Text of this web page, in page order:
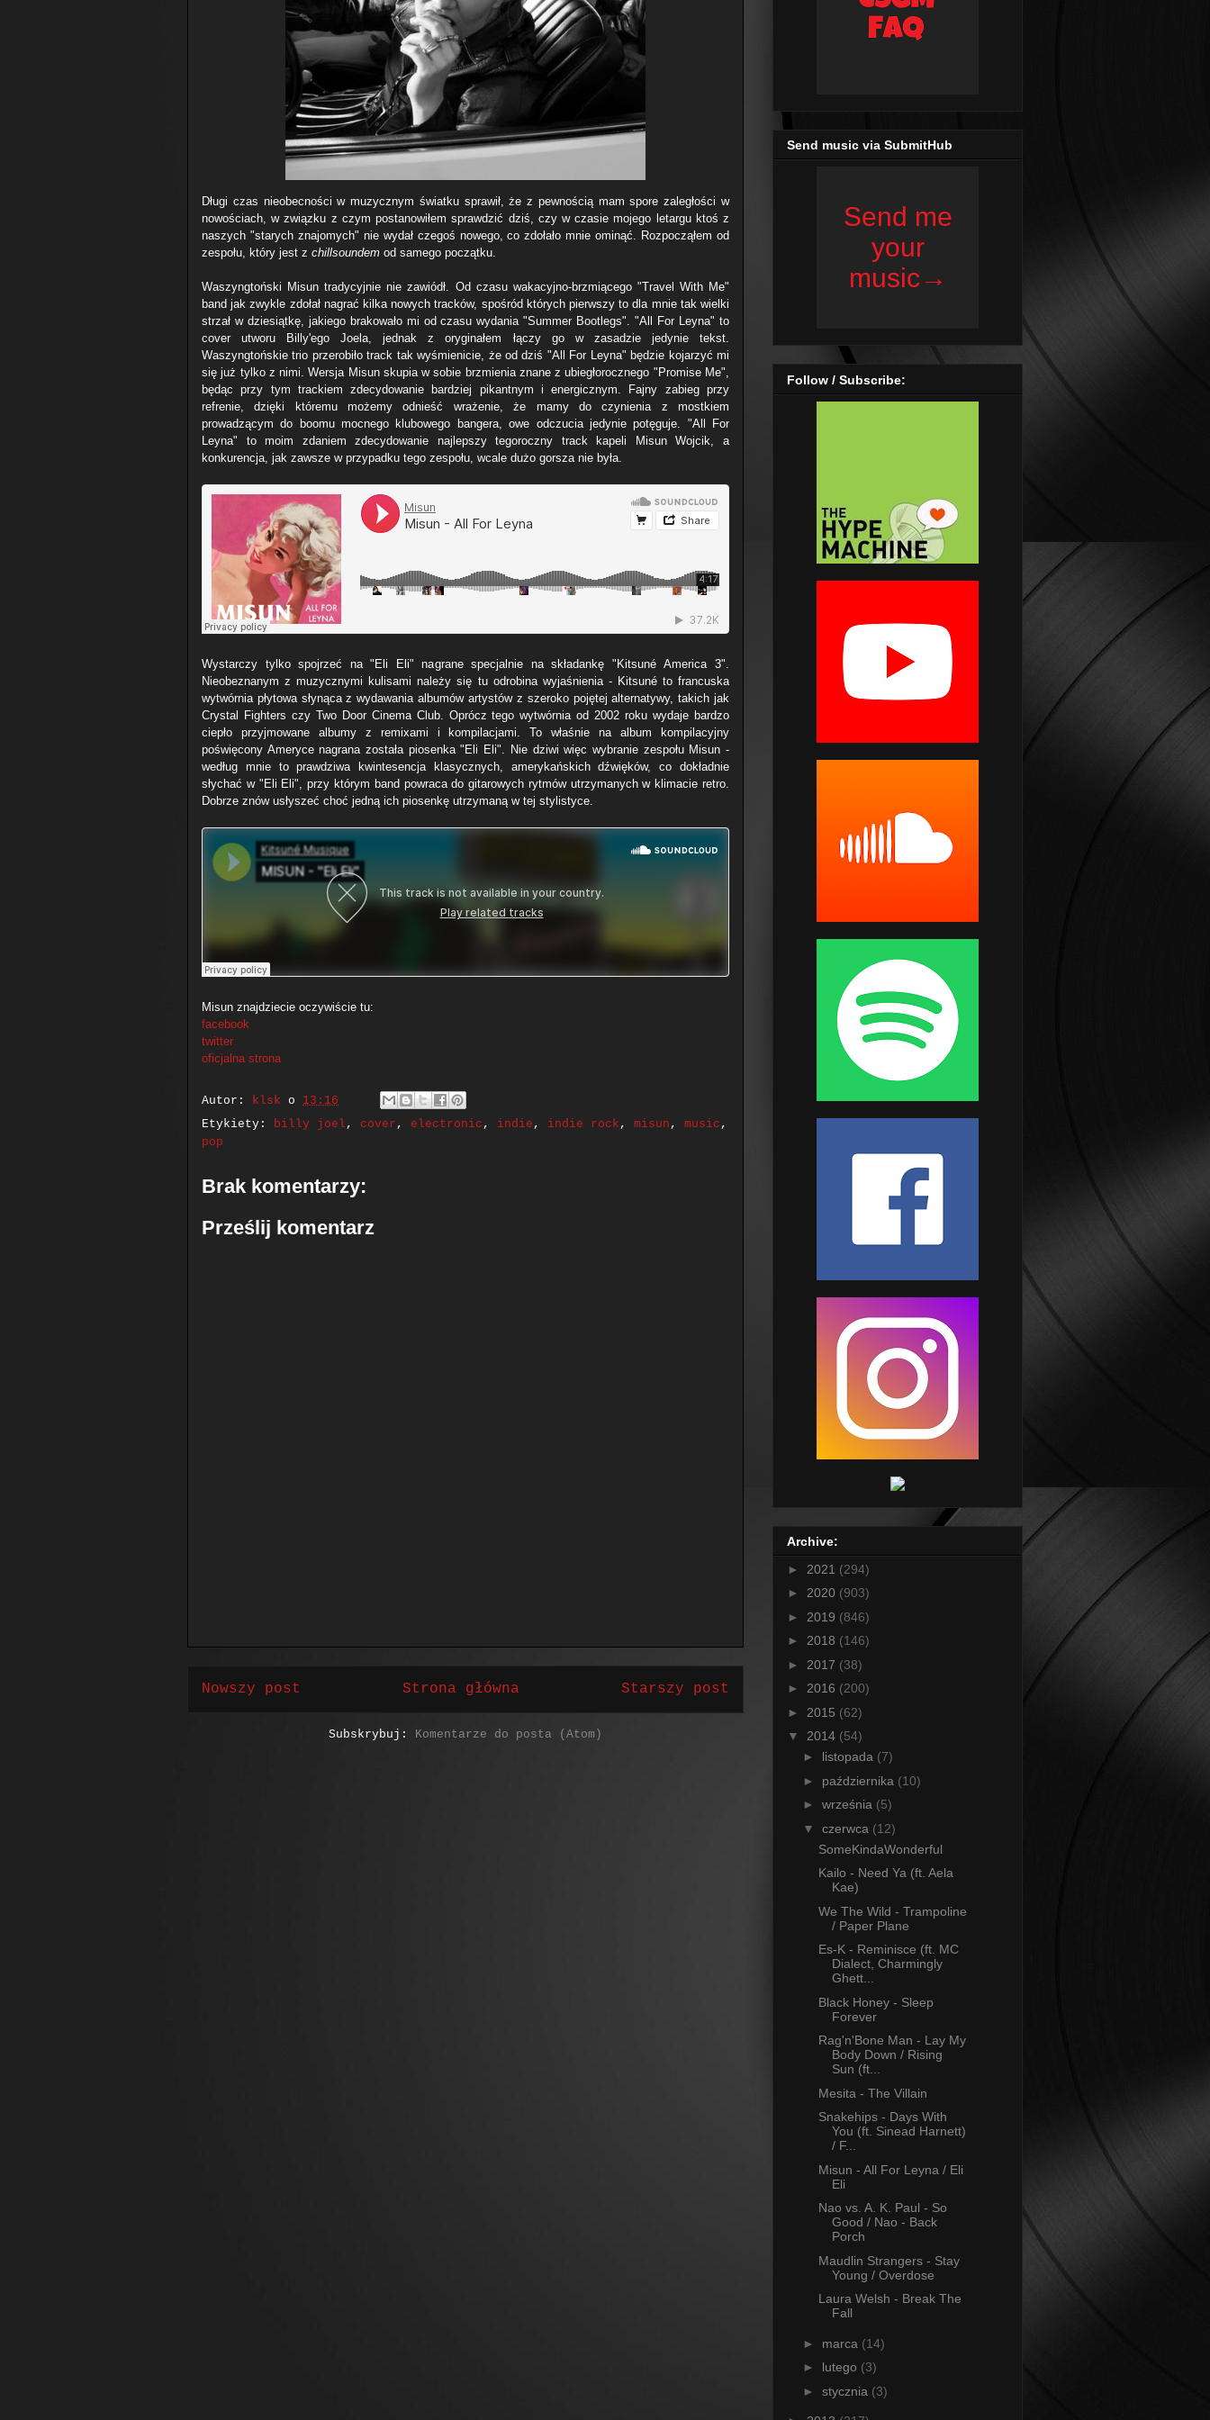
Długi czas nieobecności w muzycznym światku sprawił, że z pewnością mam spore zaległości w
nowościach, w związku z czym postanowiłem sprawdzić dziś, czy w czasie mojego letargu ktoś z
naszych "starych znajomych" nie wydał czegoś nowego, co zdołało mnie ominąć. Rozpocząłem od
zespołu, który jest z chillsoundem od samego początku.
Waszyngtoński Misun tradycyjnie nie zawiódł. Od czasu wakacyjno-brzmiącego "Travel With Me"
band jak zwykle zdołał nagrać kilka nowych tracków, spośród których pierwszy to dla mnie tak wielki
strzał w dziesiątkę, jakiego brakowało mi od czasu wydania "Summer Bootlegs". "All For Leyna" to
cover utworu Billy'ego Joela, jednak z oryginałem łączy go w zasadzie jedynie tekst.
Waszyngtońskie trio przerobiło track tak wyśmienicie, że od dziś "All For Leyna" będzie kojarzyć mi
się już tylko z nimi. Wersja Misun skupia w sobie brzmienia znane z ubiegłorocznego "Promise Me",
będąc przy tym trackiem zdecydowanie bardziej pikantnym i energicznym. Fajny zabieg przy
refrenie, dzięki któremu możemy odnieść wrażenie, że mamy do czynienia z mostkiem
prowadzącym do boomu mocnego klubowego bangera, owe odczucia jedynie potęguje. "All For
Leyna" to moim zdaniem zdecydowanie najlepszy tegoroczny track kapeli Misun Wojcik, a
konkurencja, jak zawsze w przypadku tego zespołu, wcale dużo gorsza nie była.
Wystarczy tylko spojrzeć na "Eli Eli" nagrane specjalnie na składankę "Kitsuné America 3".
Nieobeznanym z muzycznymi kulisami należy się tu odrobina wyjaśnienia - Kitsuné to francuska
wytwórnia płytowa słynąca z wydawania albumów artystów z szeroko pojętej alternatywy, takich jak
Crystal Fighters czy Two Door Cinema Club. Oprócz tego wytwórnia od 2002 roku wydaje bardzo
ciepło przyjmowane albumy z remixami i kompilacjami. To właśnie na album kompilacyjny
poświęcony Ameryce nagrana została piosenka "Eli Eli". Nie dziwi więc wybranie zespołu Misun -
według mnie to prawdziwa kwintesencja klasycznych, amerykańskich dźwięków, co dokładnie
słychać w "Eli Eli", przy którym band powraca do gitarowych rytmów utrzymanych w klimacie retro.
Dobrze znów usłyszeć choć jedną ich piosenkę utrzymaną w tej stylistyce.
Misun znajdziecie oczywiście tu:
facebook
twitter
oficjalna strona
Autor: klsk o 13:16
Etykiety: billy joel , cover , electronic , indie , indie rock , misun , music ,
pop
Brak komentarzy:
Prześlij komentarz
Nowszy post Starszy post
Strona główna
Subskrybuj: Komentarze do posta (Atom)
Send music via SubmitHub
Follow / Subscribe:
Archive:
► 2021 (294)
► 2020 (903)
► 2019 (846)
► 2018 (146)
► 2017 (38)
► 2016 (200)
► 2015 (62)
▼ 2014 (54)
► listopada (7)
► października (10)
► września (5)
▼ czerwca (12)
SomeKindaWonderful
Kailo - Need Ya (ft. Aela
Kae)
We The Wild - Trampoline
/ Paper Plane
Es-K - Reminisce (ft. MC
Dialect, Charmingly
Ghett...
Black Honey - Sleep
Forever
Rag'n'Bone Man - Lay My
Body Down / Rising
Sun (ft...
Mesita - The Villain
Snakehips - Days With
You (ft. Sinead Harnett)
/ F...
Misun - All For Leyna / Eli
Eli
Nao vs. A. K. Paul - So
Good / Nao - Back
Porch
Maudlin Strangers - Stay
Young / Overdose
Laura Welsh - Break The
Fall
► marca (14)
► lutego (3)
► stycznia (3)